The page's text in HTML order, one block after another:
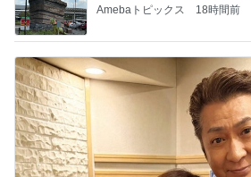
Amebaトピックス 18時間前